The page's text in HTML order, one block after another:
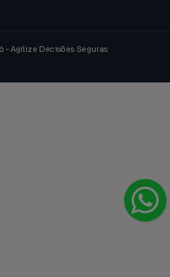
- Agilize Decisões Seguras